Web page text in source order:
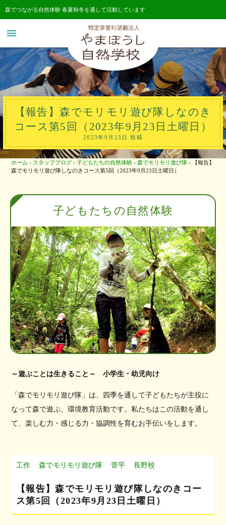
森でつながる自然体験 春夏秋冬を通して活動しています
menu
【報告】森でモリモリ遊び隊しなのき
コース第5回（2023年9月23日土曜日）
2023年9月23日 投稿
ホーム › スタッフブログ › 子どもたちの自然体験 › 森でモリモリ遊び隊 › 【報告】
森でモリモリ遊び隊しなのきコース第5回（2023年9月23日土曜日）
子どもたちの自然体験
～遊ぶことは生きること～ 小学生・幼児向け
「森でモリモリ遊び隊」は、四季を通して子どもたちが主役に
なって森で遊ぶ、環境教育活動です。私たちはこの活動を通し
て、楽しむ力・感じる力・協調性を育むお手伝いをします。
工作 森でモリモリ遊び隊 菅平 長野校
【報告】森でモリモリ遊び隊しなのきコー
ス第5回（2023年9月23日土曜日）